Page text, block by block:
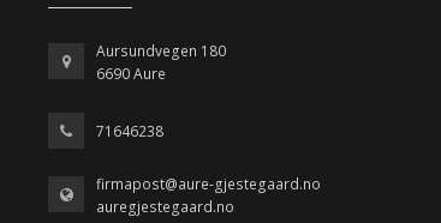
Aursundvegen 180
6690 Aure
71646238
firmapost@aure-gjestegaard.no
auregjestegaard.no